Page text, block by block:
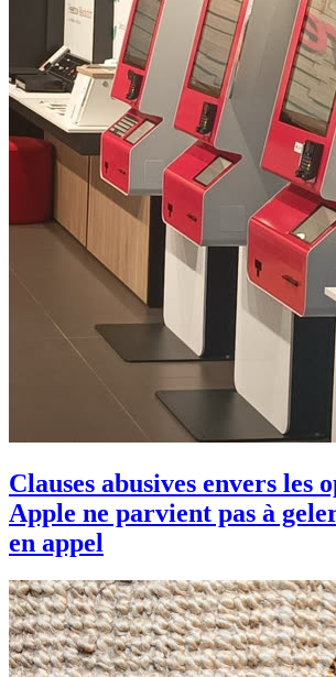
Clauses abusives envers les
Apple ne parvient pas à
en appel